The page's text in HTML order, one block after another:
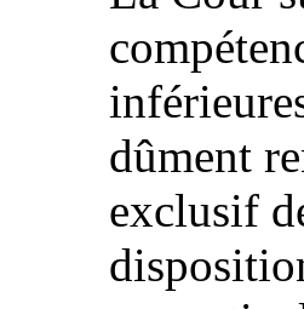
dûment
exclusif